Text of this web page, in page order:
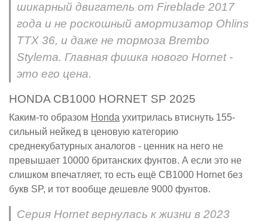
шикарный двигатель от Fireblade 2017
года и не роскошный амортизатор Ohlins
TTX 36, и даже не тормоза Brembo
Stylema. Главная фишка нового Hornet -
это его цена.
HONDA CB1000 HORNET SP 2025
Каким-то образом Honda ухитрилась втиснуть 155-
сильный нейкед в ценовую категорию
среднекубатурных аналогов - ценник на него не
превышает 10000 британских фунтов. А если это не
слишком впечатляет, то есть ещё CB1000 Hornet без
букв SP, и тот вообще дешевле 9000 фунтов.
Серия Hornet вернулась к жизни в 2023